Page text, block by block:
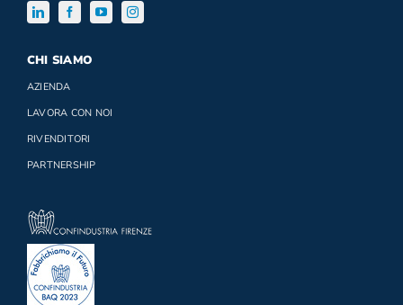
CHI SIAMO
AZIENDA
LAVORA CON NOI
RIVENDITORI
PARTNERSHIP